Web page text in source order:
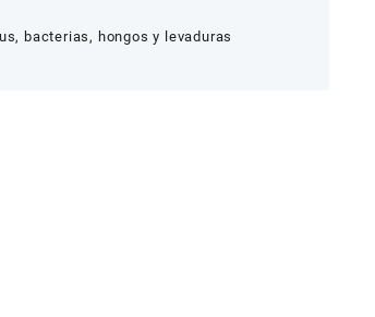
bacterias, hongos y levaduras